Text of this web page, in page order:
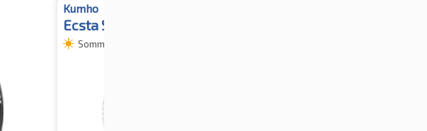
Kumho
Ecsta Sport PS72 XL TL
Sommerdæk